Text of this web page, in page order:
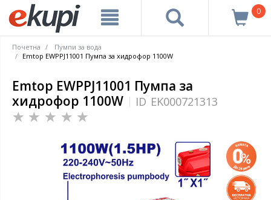
0
Почетна
Пумпи за вода
Emtop EWPPJ11001 Пумпа за хидрофор 1100W
Emtop EWPPJ11001 Пумпа за
хидрофор 1100W
ID EK000721313